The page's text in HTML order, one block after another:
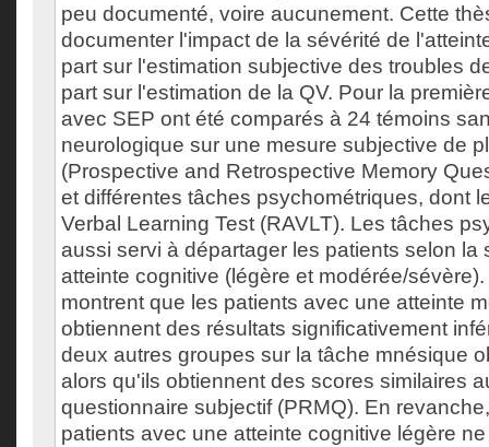
peu documenté, voire aucunement. Cette
documenter l'impact de la sévérité de
part sur l'estimation subjective des troubles
part sur l'estimation de la QV. Pour la
avec SEP ont été comparés à 24 témoins
neurologique sur une mesure subjective de
(Prospective and Retrospective Memory
et différentes tâches psychométriques, dont
Verbal Learning Test (RAVLT). Les tâches
aussi servi à départager les patients selon la
atteinte cognitive (légère et modérée/
montrent que les patients avec une atteinte
obtiennent des résultats significativement
deux autres groupes sur la tâche mnésique
alors qu'ils obtiennent des scores similaires
questionnaire subjectif (PRMQ). En
patients avec une atteinte cognitive légère